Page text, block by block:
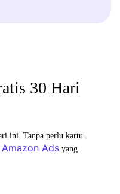
30 Hari
ini. Tanpa perlu kartu
Ads yang